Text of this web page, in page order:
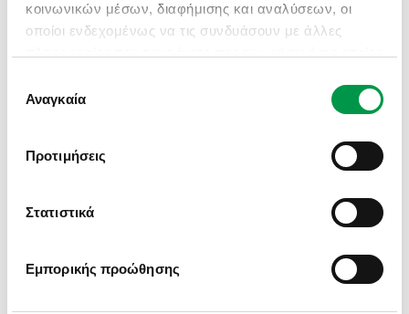
κοινωνικών μέσων, διαφήμισης και αναλύσεων, οι
οποίοι ενδεχομένως να τις συνδυάσουν με άλλες
χρήση των υπηρεσιών τους.
συγκατάθεσης
Αναγκαία
Προτιμήσεις
Στατιστικά
Εμπορικής προώθησης
APPLICATION ERROR: A CLIENT-SIDE EXCEPTION HAS